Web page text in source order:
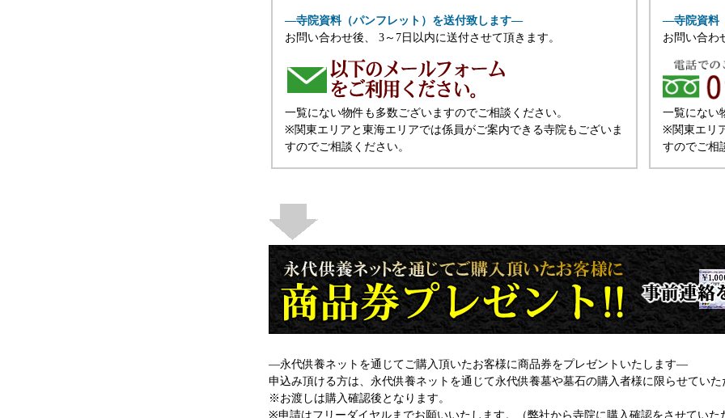
―寺院資料（パンフレット）を送付致します―
お問い合わせ後、 3～7日以内に送付させて頂きます。
一覧にない物件も多数ございますのでご相談ください。
※関東エリアと東海エリアでは係員がご案内できる寺院もございま
すのでご相談ください。
―寺院資料
お問い合わ
一覧にない
※関東エリ
すのでご相
―永代供養ネットを通じてご購入頂いたお客様に商品券をプレゼントいたします―
申込み頂ける方は、永代供養ネットを通じて永代供養墓や墓石の購入者様に限らせていた
※お渡しは購入確認後となります。
※申請はフリーダイヤルまでお願いいたします。（弊社から寺院に購入確認をさせていた